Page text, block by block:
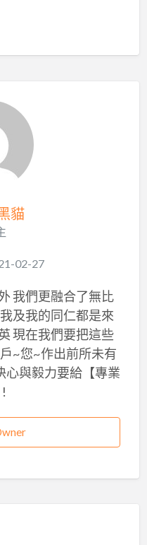
貓
02-27
我們更融合了無比
及我的同仁都是來
現在我們要把這些
~您~作出前所未有
心與毅力要給【專業